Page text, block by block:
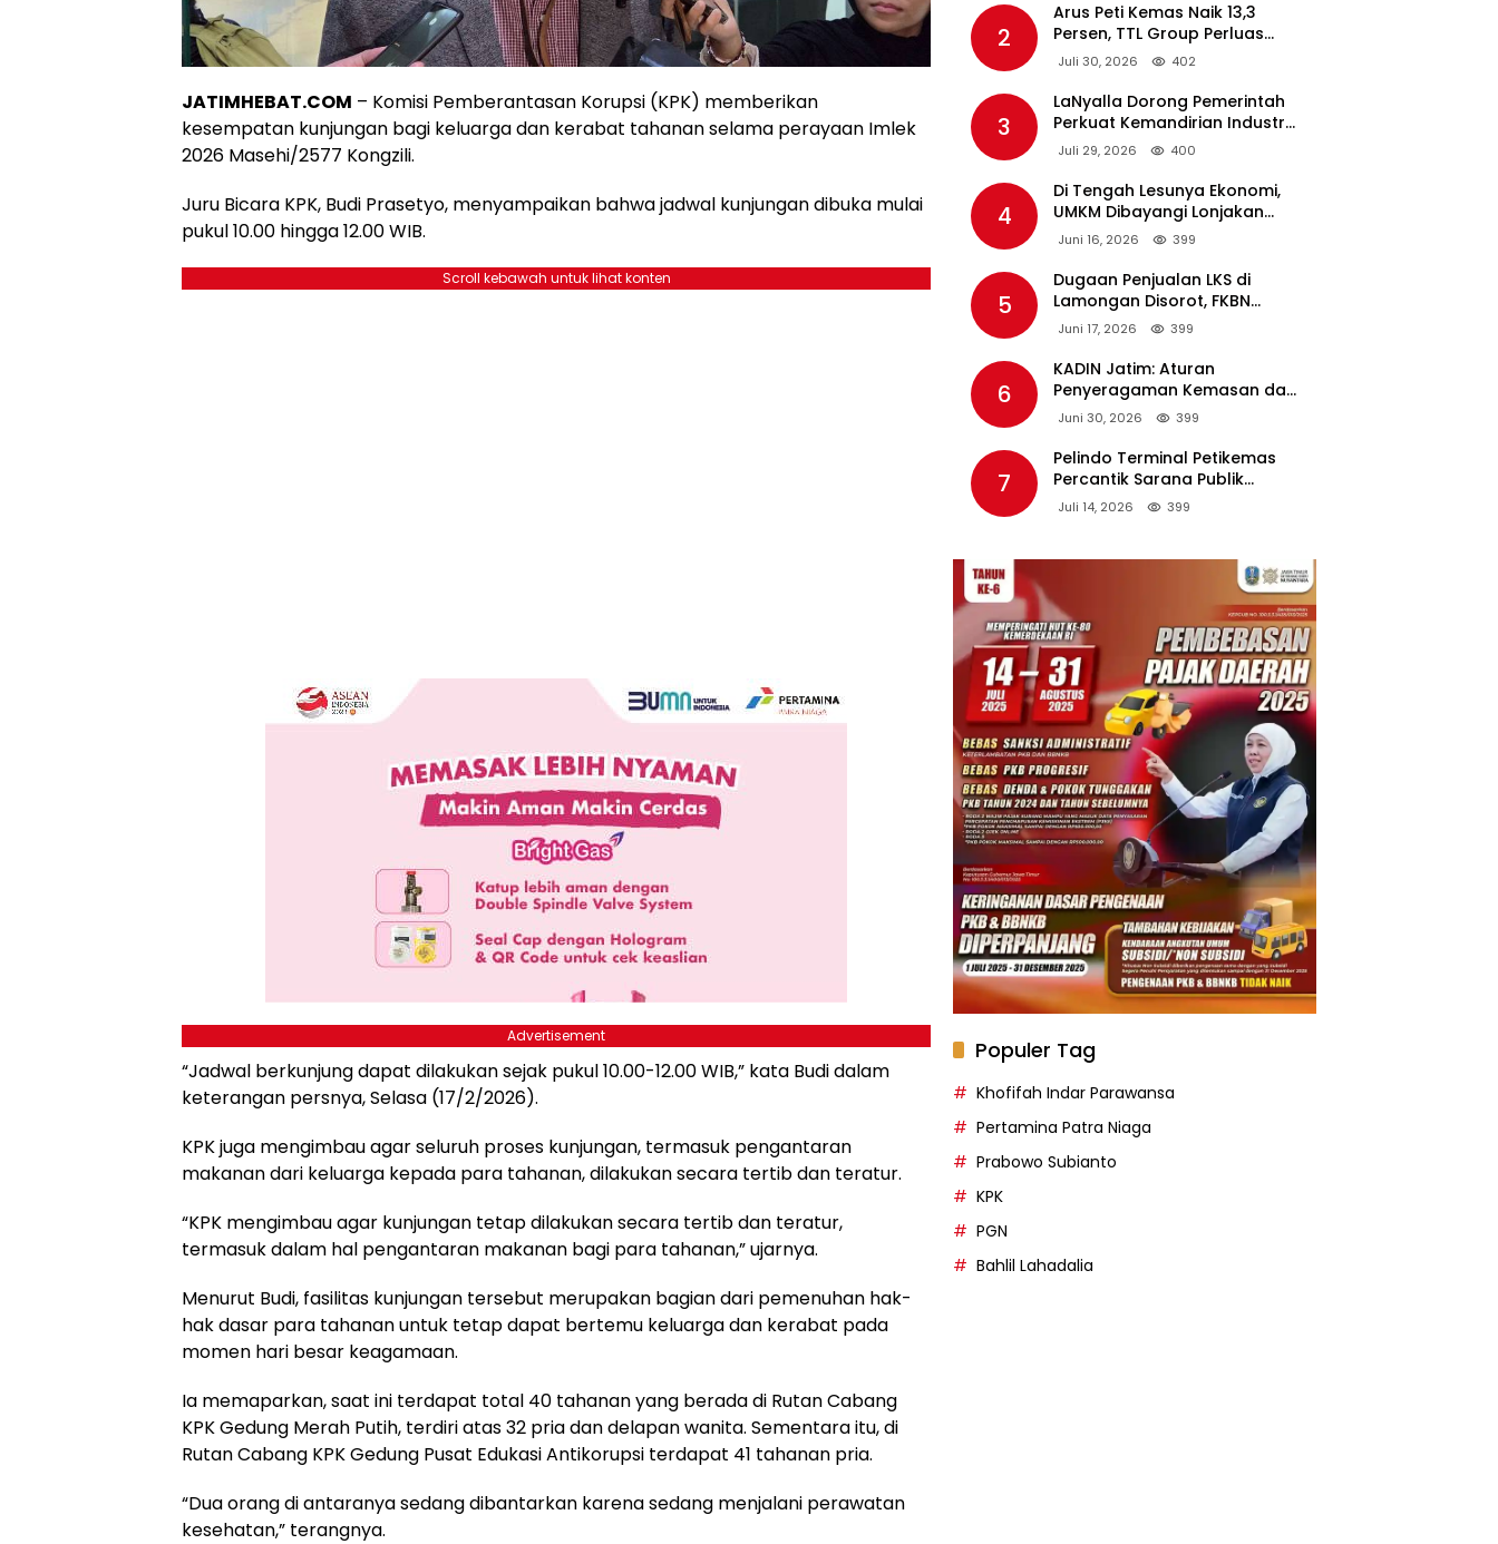
JATIMHEBAT.COM – Komisi Pemberantasan Korupsi (KPK) memberikan
kesempatan kunjungan bagi keluarga dan kerabat tahanan selama perayaan Imlek
2026 Masehi/2577 Kongzili.
Juru Bicara KPK, Budi Prasetyo, menyampaikan bahwa jadwal kunjungan dibuka mulai
pukul 10.00 hingga 12.00 WIB.
Scroll kebawah untuk lihat konten
Advertisement
“Jadwal berkunjung dapat dilakukan sejak pukul 10.00-12.00 WIB,” kata Budi dalam
keterangan persnya, Selasa (17/2/2026).
KPK juga mengimbau agar seluruh proses kunjungan, termasuk pengantaran
makanan dari keluarga kepada para tahanan, dilakukan secara tertib dan teratur.
“KPK mengimbau agar kunjungan tetap dilakukan secara tertib dan teratur,
termasuk dalam hal pengantaran makanan bagi para tahanan,” ujarnya.
Menurut Budi, fasilitas kunjungan tersebut merupakan bagian dari pemenuhan hak-
hak dasar para tahanan untuk tetap dapat bertemu keluarga dan kerabat pada
momen hari besar keagamaan.
Ia memaparkan, saat ini terdapat total 40 tahanan yang berada di Rutan Cabang
KPK Gedung Merah Putih, terdiri atas 32 pria dan delapan wanita. Sementara itu, di
Rutan Cabang KPK Gedung Pusat Edukasi Antikorupsi terdapat 41 tahanan pria.
“Dua orang di antaranya sedang dibantarkan karena sedang menjalani perawatan
kesehatan,” terangnya.
2
Arus Peti Kemas Naik 13,3
Persen, TTL Group Perluas
Konektivitas Maritim Global
Juli 30, 2026 402
3
LaNyalla Dorong Pemerintah
Perkuat Kemandirian Industri
Pertahanan Maritim Lewat PT
Juli 29, 2026 400
4
Di Tengah Lesunya Ekonomi,
UMKM Dibayangi Lonjakan
Harga BBM Nonsubsidi
Juni 16, 2026 399
5
Dugaan Penjualan LKS di
Lamongan Disorot, FKBN
Minta APH dan Dinas
Juni 17, 2026 399
6
KADIN Jatim: Aturan
Penyeragaman Kemasan dan
Larangan Bahan Tambahan
Tembakau
Juni 30, 2026 399
7
Pelindo Terminal Petikemas
Percantik Sarana Publik
Warga Ring 1 Terminal Teluk
Juli 14, 2026 399
Populer Tag
Khofifah Indar Parawansa
Pertamina Patra Niaga
Prabowo Subianto
KPK
PGN
Bahlil Lahadalia